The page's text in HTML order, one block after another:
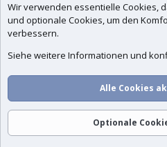
Wir verwenden essentielle Cookies,
und optionale Cookies, um den
verbessern.
Siehe weitere Informationen und
Alle Cookies
Optionale